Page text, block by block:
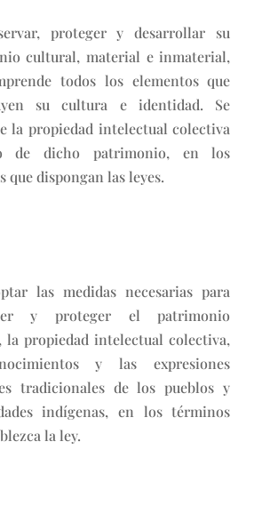
proteger y desarrollar su
cultural, material e inmaterial,
todos los elementos que
su cultura e identidad. Se
la propiedad intelectual colectiva
de dicho patrimonio, en los
que dispongan las leyes.
las medidas necesarias para
y proteger el patrimonio
la propiedad intelectual colectiva,
y las expresiones
tradicionales de los pueblos y
indígenas, en los términos
la ley.